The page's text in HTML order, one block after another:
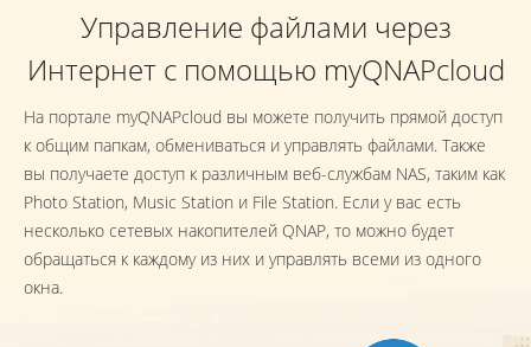
Управление файлами через
Интернет с помощью myQNAPcloud
На портале myQNAPcloud вы можете получить прямой доступ
к общим папкам, обмениваться и управлять файлами. Также
вы получаете доступ к различным веб-службам NAS, таким как
Photo Station, Music Station и File Station. Если у вас есть
несколько сетевых накопителей QNAP, то можно будет
обращаться к каждому из них и управлять всеми из одного
окна.